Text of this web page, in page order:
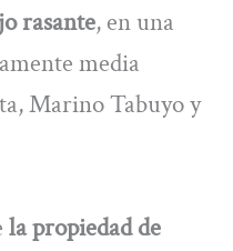
rasante, en una
media
Marino Tabuyo y
la propiedad de